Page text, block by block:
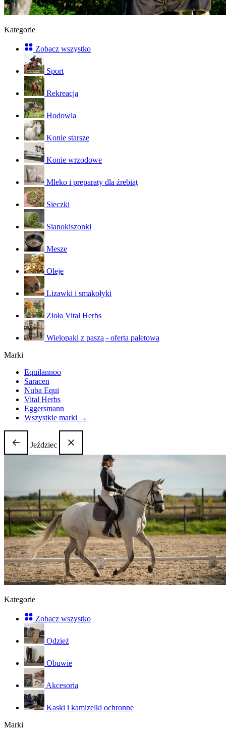
Kategorie
Zobacz wszystko
Sport
Rekreacja
Hodowla
Konie starsze
Konie wrzodowe
Mleko i preparaty dla źrebiąt
Sieczki
Sianokiszonki
Mesze
Oleje
Lizawki i smakołyki
Zioła Vital Herbs
Wielopaki z paszą - oferta paletowa
Marki
Equilannoo
Saracen
Nuba Equi
Vital Herbs
Eggersmann
Wszystkie marki →
Jeździec
Kategorie
Zobacz wszystko
Odzież
Obuwie
Akcesoria
Kaski i kamizelki ochronne
Marki